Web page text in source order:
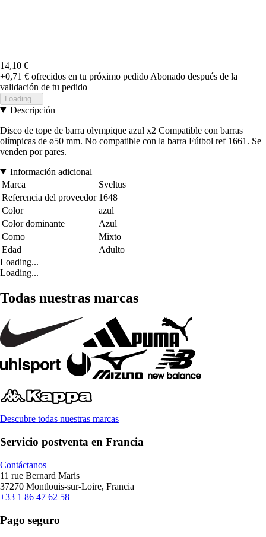
14,10 €
+0,71 € ofrecidos en tu próximo pedido Abonado después de la
validación de tu pedido
Loading...
Descripción
Disco de tope de barra olympique azul x2 Compatible con barras
olímpicas de ø50 mm. No compatible con la barra Fútbol ref 1661. Se
venden por pares.
Información adicional
Marca
Sveltus
Referencia del proveedor 1648
Color
azul
Color dominante
Azul
Como
Mixto
Edad
Adulto
Loading...
Loading...
Todas nuestras marcas
Descubre todas nuestras marcas
Servicio postventa en Francia
Contáctanos
11 rue Bernard Maris
37270 Montlouis-sur-Loire, Francia
+33 1 86 47 62 58
Pago seguro